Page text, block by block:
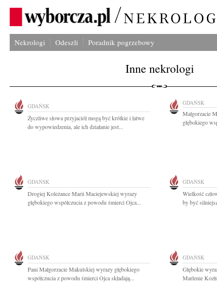
Nekrologi Odeszli Poradnik pogrzebowy
Inne nekrologi
GDAŃSK
Życzliwe słowa przyjaciół mogą być krótkie i łatwe
do wypowiedzenia, ale ich działanie jest...
GDAŃSK
Małgorzacie
głębokiego
GDAŃSK
Drogiej Koleżance Marii Maciejewskiej wyrazy
głębokiego współczucia z powodu śmierci Ojca...
GDAŃSK
Wielkość
by być
GDAŃSK
Pani Małgorzacie Makulskiej wyrazy głębokiego
współczucia z powodu śmierci Ojca składają...
GDAŃSK
Głębokie
Marlenie